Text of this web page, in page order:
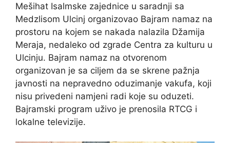
Mešihat Isalmske zajednice u saradnji sa
Medzlisom Ulcinj organizovao Bajram namaz na
prostoru na kojem se nakada nalazila Džamija
Meraja, nedaleko od zgrade Centra za kulturu u
Ulcinju. Bajram namaz na otvorenom
organizovan je sa ciljem da se skrene pažnja
javnosti na nepravedno oduzimanje vakufa, koji
nisu privedeni namjeni radi koje su oduzeti.
Bajramski program uživo je prenosila RTCG i
lokalne televizije.